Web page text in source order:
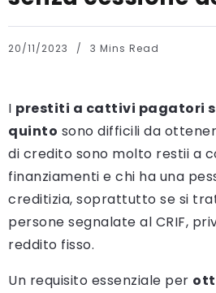
20/11/2023 3 Mins Read
I prestiti a cattivi pagatori
quinto sono difficili da
di credito sono molto restii a
finanziamenti e chi ha una
creditizia, soprattutto se si
persone segnalate al CRIF,
reddito fisso.
Un requisito essenziale per